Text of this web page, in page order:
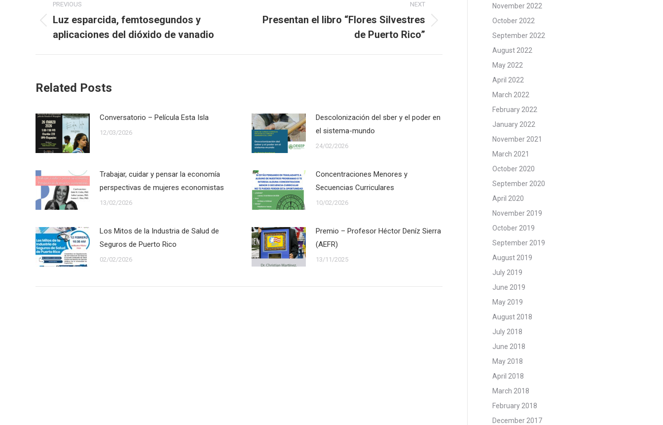
navigation
PREVIOUS
Previous
post:
Luz esparcida, femtosegundos y
aplicaciones del dióxido de vanadio
NEXT
Next
Presentan el libro “Flores Silvestres
de Puerto Rico”
Related Posts
Conversatorio – Película Esta Isla
12/03/2026
Descolonización del sber y el poder en
el sistema-mundo
24/02/2026
Trabajar, cuidar y pensar la economía
perspectivas de mujeres economistas
13/02/2026
Concentraciones Menores y
Secuencias Curriculares
10/02/2026
Los Mitos de la Industria de Salud de
Seguros de Puerto Rico
02/02/2026
Premio – Profesor Héctor Deníz Sierra
(AEFR)
13/11/2025
November 2022
October 2022
September 2022
August 2022
May 2022
April 2022
March 2022
February 2022
January 2022
November 2021
March 2021
October 2020
September 2020
April 2020
November 2019
October 2019
September 2019
August 2019
July 2019
June 2019
May 2019
August 2018
July 2018
June 2018
May 2018
April 2018
March 2018
February 2018
December 2017